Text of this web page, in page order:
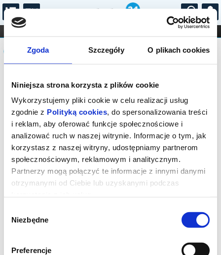
Zgoda Szczegóły O plikach cookies
Niniejsza strona korzysta z plików cookie
Wykorzystujemy pliki cookie w celu realizacji usług
zgodnie z Polityką cookies, do spersonalizowania treści
i reklam, aby oferować funkcje społecznościowe i
analizować ruch w naszej witrynie. Informacje o tym, jak
korzystasz z naszej witryny, udostępniamy partnerom
społecznościowym, reklamowym i analitycznym.
Partnerzy mogą połączyć te informacje z innymi danymi
otrzymanymi od Ciebie lub uzyskanymi podczas
zgody
Niezbędne
Preferencje
...
FILHARMONIA OPERA I BALET
STAND-UP
DLA DZIECI
Komunikat
Sprzedaż biletów on-line na wydarzenie
została zakończona.